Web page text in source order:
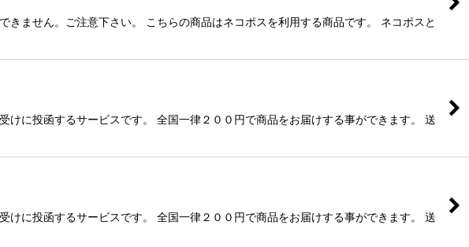
ません。ご注意下さい。 こちらの商品はネコポスを利用する商品です。 ネコポスと
に投函するサービスです。 全国一律２００円で商品をお届けする事ができます。 送
に投函するサービスです。 全国一律２００円で商品をお届けする事ができます。 送